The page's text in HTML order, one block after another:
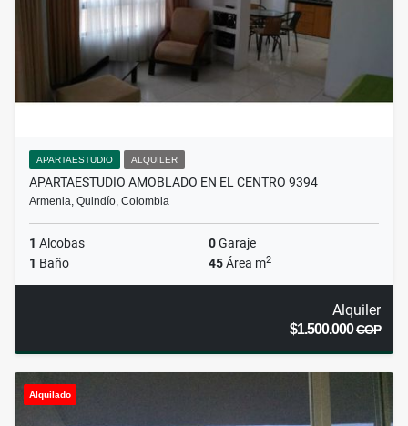
APARTAESTUDIO ALQUILER
APARTAESTUDIO AMOBLADO EN EL CENTRO 9394
Armenia, Quindío, Colombia
1 Alcobas 0Garaje
1 Baño 45Área m2
Alquiler
$1.500.000COP
Alquilado